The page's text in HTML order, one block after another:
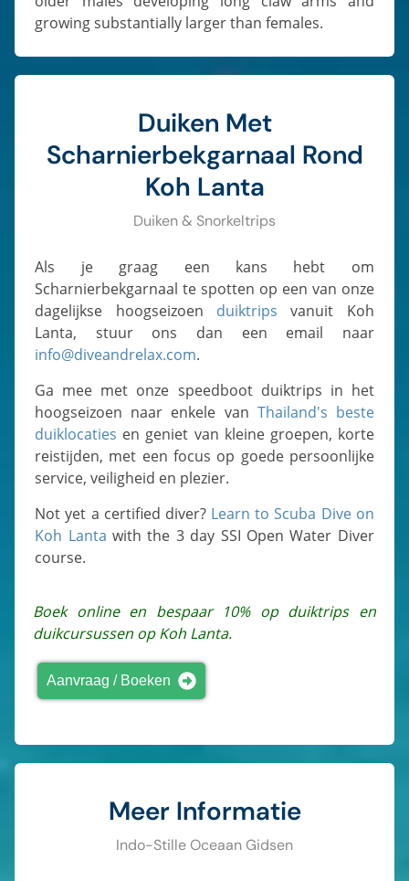
growing substantially larger than females.
Duiken Met
Scharnierbekgarnaal Rond
Koh Lanta
Duiken & Snorkeltrips
Als je graag een kans hebt om
Scharnierbekgarnaal te spotten op een van onze
dagelijkse hoogseizoen duiktrips vanuit Koh
Lanta, stuur ons dan een email naar
info@diveandrelax.com.
Ga mee met onze speedboot duiktrips in het
hoogseizoen naar enkele van Thailand's beste
duiklocaties en geniet van kleine groepen, korte
reistijden, met een focus op goede persoonlijke
service, veiligheid en plezier.
Not yet a certified diver? Learn to Scuba Dive on
Koh Lanta with the 3 day SSI Open Water Diver
course.
Boek online en bespaar 10% op duiktrips en
duikcursussen op Koh Lanta.
Aanvraag / Boeken
Meer Informatie
Indo-Stille Oceaan Gidsen